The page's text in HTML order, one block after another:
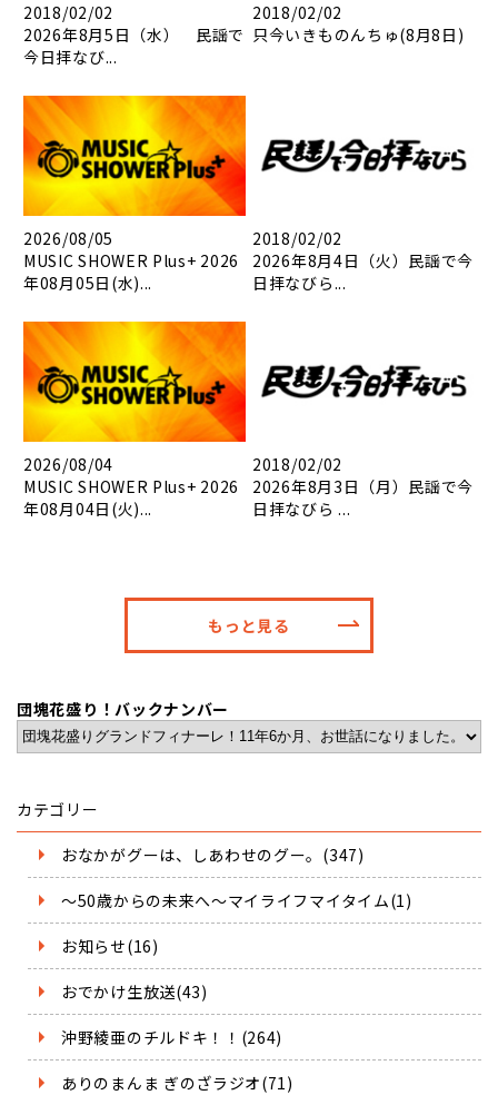
2018/02/02
2026年8月5日（水） 民謡で
今日拝なび...
2018/02/02
只今いきものんちゅ(8月8日)
2026/08/05
MUSIC SHOWER Plus+ 2026
年08月05日(水)...
2018/02/02
2026年8月4日（火）民謡で今
日拝なびら...
2026/08/04
MUSIC SHOWER Plus+ 2026
年08月04日(火)...
2018/02/02
2026年8月3日（月）民謡で今
日拝なびら ...
もっと見る
団塊花盛り！バックナンバー
カテゴリー
おなかがグーは、しあわせのグー。(347)
～50歳からの未来へ～マイライフマイタイム(1)
お知らせ(16)
おでかけ生放送(43)
沖野綾亜のチルドキ！！(264)
ありのまんま ぎのざラジオ(71)